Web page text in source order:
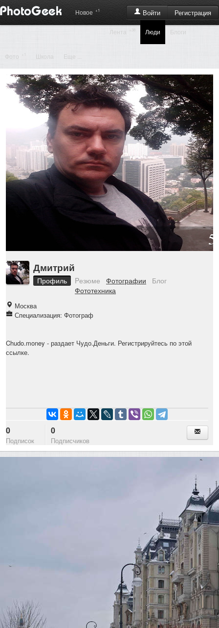
Войти Регистрация
Новое +1
Лента Люди Блоги
Фото Школа Еще ...
Дмитрий
Профиль Pезюме Фотографии
Блог
Фототехника
Москва
Специализация: Фотограф
Chudo.money - раздает Чудо.Деньги. Регистрируйтесь по этой
ссылке.
0
Подписок
0
Подписчиков